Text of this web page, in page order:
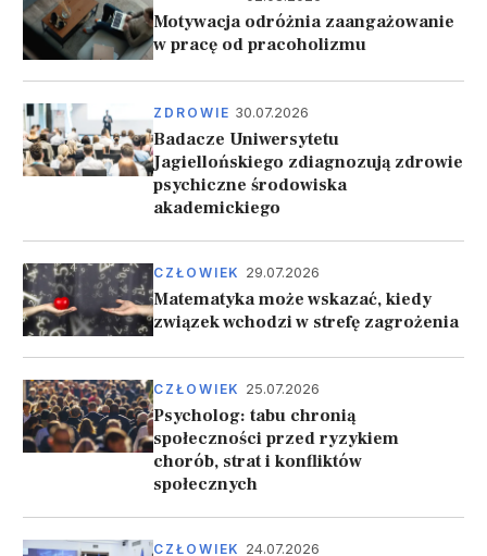
Motywacja odróżnia zaangażowanie
w pracę od pracoholizmu
ZDROWIE 30.07.2026
Badacze Uniwersytetu
Jagiellońskiego zdiagnozują zdrowie
psychiczne środowiska
akademickiego
CZŁOWIEK 29.07.2026
Matematyka może wskazać, kiedy
związek wchodzi w strefę zagrożenia
CZŁOWIEK 25.07.2026
Psycholog: tabu chronią
społeczności przed ryzykiem
chorób, strat i konfliktów
społecznych
CZŁOWIEK 24.07.2026